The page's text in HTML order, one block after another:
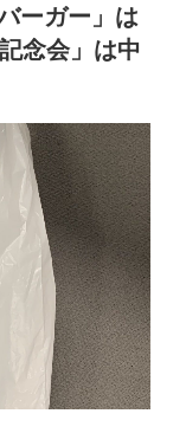
ーガー」は
念会」は中